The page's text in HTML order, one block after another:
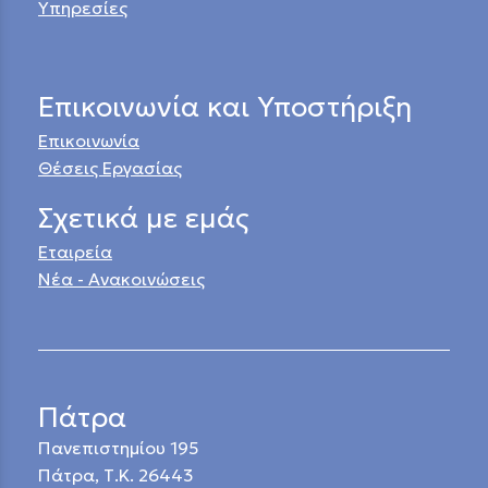
Υπηρεσίες
Επικοινωνία και Υποστήριξη
Επικοινωνία
Θέσεις Εργασίας
Σχετικά με εμάς
Εταιρεία
Νέα - Ανακοινώσεις
Πάτρα
Πανεπιστημίου 195
Πάτρα, Τ.Κ. 26443